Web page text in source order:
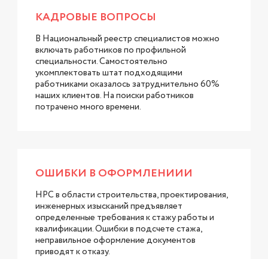
КАДРОВЫЕ ВОПРОСЫ
В Национальный реестр специалистов можно
включать работников по профильной
специальности. Самостоятельно
укомплектовать штат подходящими
работниками оказалось затруднительно 60%
наших клиентов. На поиски работников
потрачено много времени.
ОШИБКИ В ОФОРМЛЕНИИИ
НРС в области строительства, проектирования,
инженерных изысканий предъявляет
определенные требования к стажу работы и
квалификации. Ошибки в подсчете стажа,
неправильное оформление документов
приводят к отказу.